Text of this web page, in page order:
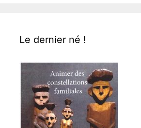
Le dernier né !